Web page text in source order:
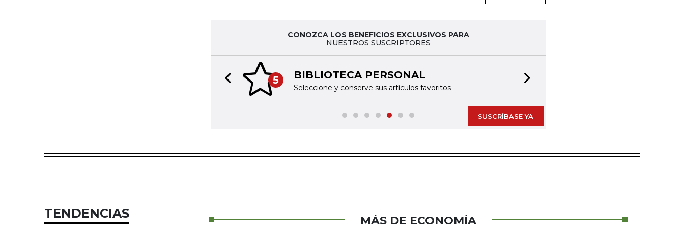
CONOZCA LOS BENEFICIOS EXCLUSIVOS PARA
NUESTROS SUSCRIPTORES
5 BIBLIOTECA PERSONAL
Seleccione y conserve sus artículos favoritos
Previous slide
SUSCRÍBASE YA
TENDENCIAS MÁS DE ECONOMÍA